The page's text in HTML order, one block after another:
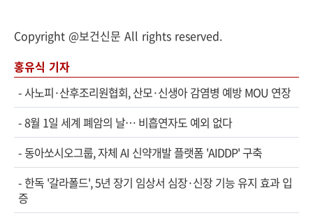
Copyright @보건신문 All rights reserved.
홍유식 기자
-사노피·산후조리원협회, 산모·신생아 감염병 예방 MOU 연장
-8월 1일 세계 폐암의 날… 비흡연자도 예외 없다
-동아쏘시오그룹, 자체 AI 신약개발 플랫폼 'AIDDP' 구축
- 한독 '갈라폴드', 5년 장기 임상서 심장·신장 기능 유지 효과 입
증